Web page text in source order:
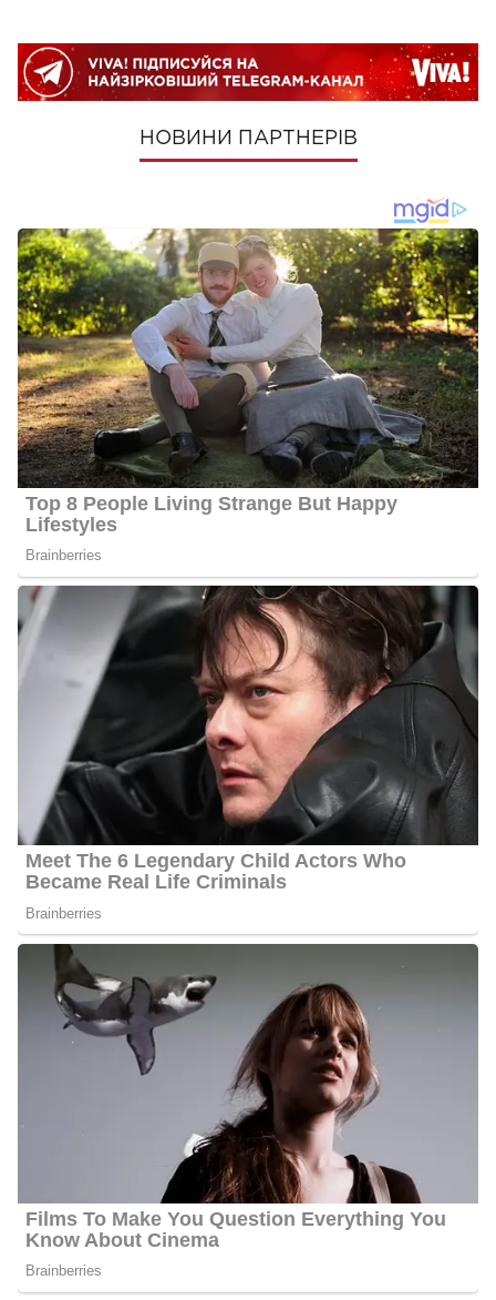
НОВИНИ ПАРТНЕРІВ